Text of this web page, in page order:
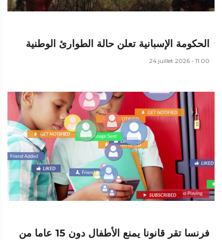
الحكومة الإسبانية تعلن حالة الطوارئ الوطنية
24 juillet 2026 - 11:00
فرنسا تقر قانونا يمنع الأطفال دون 15 عاما من